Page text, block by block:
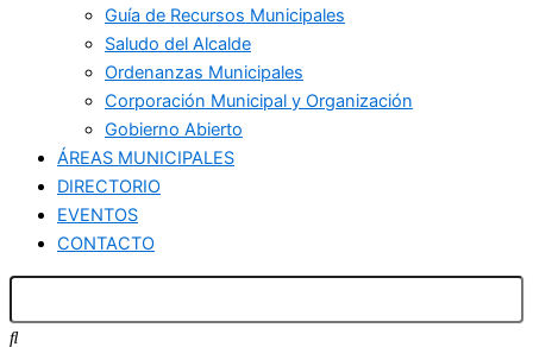
Guía de Recursos Municipales
Saludo del Alcalde
Ordenanzas Municipales
Corporación Municipal y Organización
Gobierno Abierto
ÁREAS MUNICIPALES
DIRECTORIO
EVENTOS
CONTACTO